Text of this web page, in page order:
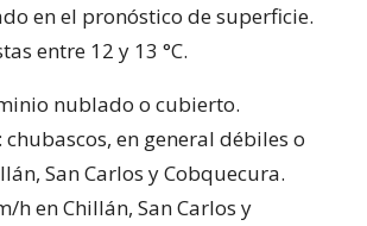
en el pronóstico de superficie.
entre 12 y 13 °C.
nublado o cubierto.
en general débiles o
San Carlos y Cobquecura.
h en Chillán, San Carlos y